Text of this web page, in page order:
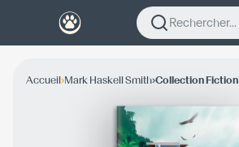
Rechercher...
Accueil›Mark Haskell Smith›Collection Fiction